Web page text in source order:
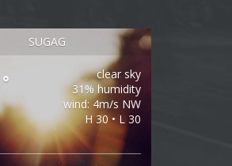
SUGAG
°
clear sky
31% humidity
wind: 4m/s NW
H 30 • L 30